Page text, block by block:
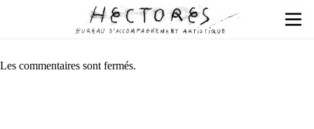
Les commentaires sont fermés.